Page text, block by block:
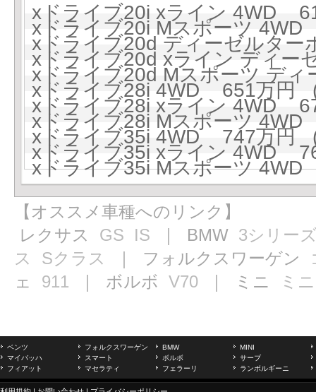
xドライブ20i xライン 4WD
xドライブ20i Mスポーツ
xドライブ20d ディーゼルタ
xドライブ20d xライン ディ
xドライブ20d Mスポーツ デ
xドライブ28i 4WD 651万円
xドライブ28i xライン 4WD
xドライブ28i Mスポーツ
xドライブ35i 4WD 747万円
xドライブ35i xライン 4WD
xドライブ35i Mスポーツ
【オススメ車種へのリンク】
レクサス GS IS ｜ BMW 3シリー
ス
Sクラス ｜ フォルクスワーゲン
ェ 911 ｜ ボルボ V70 ｜ ミニ ミニ
ベンツ フォルクスワーゲン BMW
MINI
マイバッハ
スマート ボルボ
サーブ
フィアット
マセラティ フェラーリ ランボルギーニ